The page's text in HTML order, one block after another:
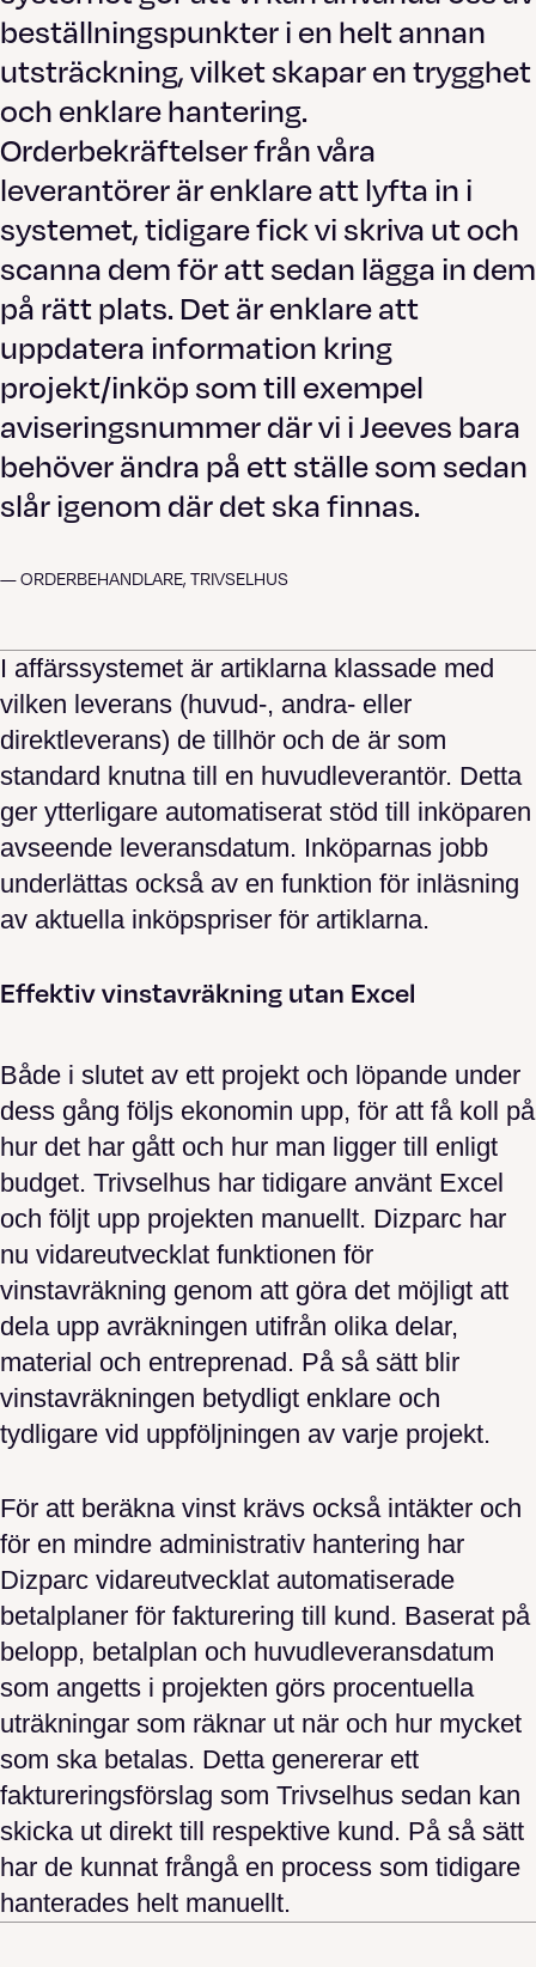
beställningspunkter i en helt annan
utsträckning, vilket skapar en trygghet
och enklare hantering.
Orderbekräftelser från våra
leverantörer är enklare att lyfta in i
systemet, tidigare fick vi skriva ut och
scanna dem för att sedan lägga in dem
på rätt plats. Det är enklare att
uppdatera information kring
projekt/inköp som till exempel
aviseringsnummer där vi i Jeeves bara
behöver ändra på ett ställe som sedan
slår igenom där det ska finnas.
— ORDERBEHANDLARE, TRIVSELHUS
I affärssystemet är artiklarna klassade med
vilken leverans (huvud-, andra- eller
direktleverans) de tillhör och de är som
standard knutna till en huvudleverantör. Detta
ger ytterligare automatiserat stöd till inköparen
avseende leveransdatum. Inköparnas jobb
underlättas också av en funktion för inläsning
av aktuella inköpspriser för artiklarna.
Effektiv vinstavräkning utan Excel
Både i slutet av ett projekt och löpande under
dess gång följs ekonomin upp, för att få koll på
hur det har gått och hur man ligger till enligt
budget. Trivselhus har tidigare använt Excel
och följt upp projekten manuellt. Dizparc har
nu vidareutvecklat funktionen för
vinstavräkning genom att göra det möjligt att
dela upp avräkningen utifrån olika delar,
material och entreprenad. På så sätt blir
vinstavräkningen betydligt enklare och
tydligare vid uppföljningen av varje projekt.
För att beräkna vinst krävs också intäkter och
för en mindre administrativ hantering har
Dizparc vidareutvecklat automatiserade
betalplaner för fakturering till kund. Baserat på
belopp, betalplan och huvudleveransdatum
som angetts i projekten görs procentuella
uträkningar som räknar ut när och hur mycket
som ska betalas. Detta genererar ett
faktureringsförslag som Trivselhus sedan kan
skicka ut direkt till respektive kund. På så sätt
har de kunnat frångå en process som tidigare
hanterades helt manuellt.